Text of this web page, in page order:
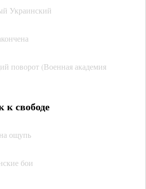
Украинский
поворот (Военная академия
к свободе
ощупь
бои